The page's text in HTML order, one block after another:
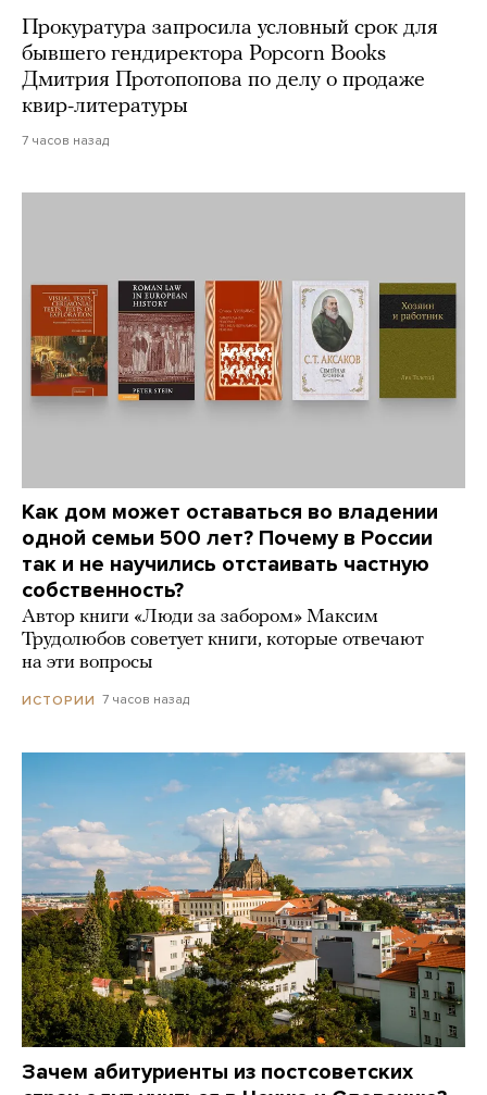
Прокуратура запросила условный срок для
бывшего гендиректора Popcorn Books
Дмитрия Протопопова по делу о продаже
квир-литературы
7 часов назад
Как дом может оставаться во владении
одной семьи 500 лет? Почему в России
так и не научились отстаивать частную
собственность?
Автор книги «Люди за забором» Максим
Трудолюбов советует книги, которые отвечают
на эти вопросы
ИСТОРИИ 7 часов назад
Зачем абитуриенты из постсоветских